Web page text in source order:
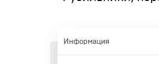
Информация